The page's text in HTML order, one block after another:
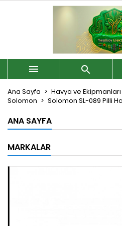
 
Ana Sayfa Havya ve Ekipmanları
Solomon
Solomon SL-089 Pilli
ANA SAYFA
MARKALAR